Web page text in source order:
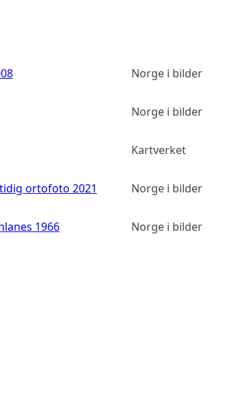
Norge i bilder
Norge i bilder
Kartverket
ortofoto 2021 Norge i bilder
1966 Norge i bilder